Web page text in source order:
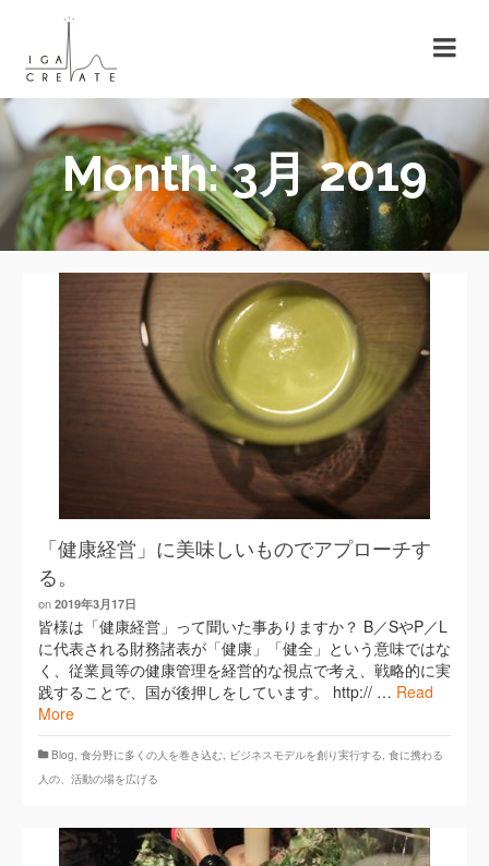
Month: 3月 2019
「健康経営」に美味しいものでアプローチす
る。
on 2019年3月17日
皆様は「健康経営」って聞いた事ありますか？ B／SやP／L
に代表される財務諸表が「健康」「健全」という意味ではな
く、従業員等の健康管理を経営的な視点で考え、戦略的に実
践することで、国が後押しをしています。 http:// … Read
More
Blog, ​食分野に多くの人を巻き込む, ビジネスモデルを創り実行する, 食に携わる
人の、活動の場を広げる